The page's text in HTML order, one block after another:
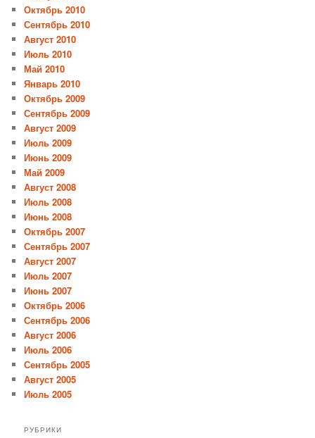
Октябрь 2010
Сентябрь 2010
Август 2010
Июль 2010
Май 2010
Январь 2010
Октябрь 2009
Сентябрь 2009
Август 2009
Июль 2009
Июнь 2009
Май 2009
Август 2008
Июль 2008
Июнь 2008
Октябрь 2007
Сентябрь 2007
Август 2007
Июль 2007
Июнь 2007
Октябрь 2006
Сентябрь 2006
Август 2006
Июль 2006
Сентябрь 2005
Август 2005
Июль 2005
РУБРИКИ